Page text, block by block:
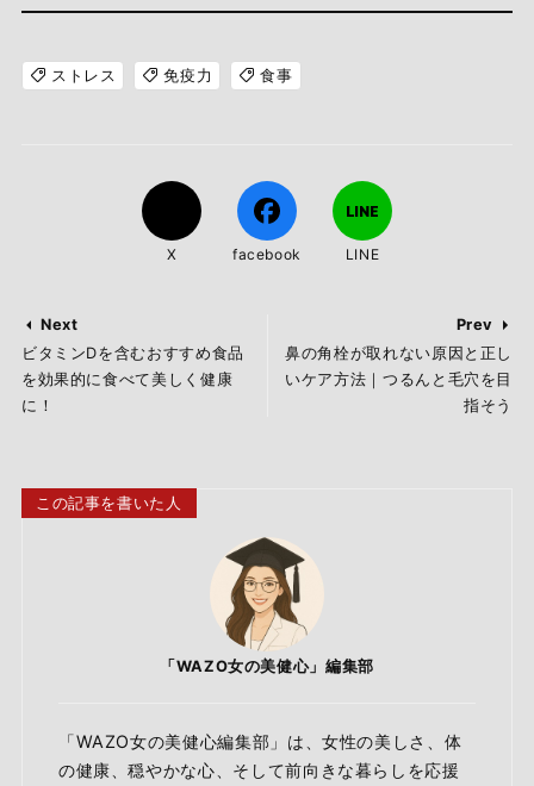
ストレス 免疫力 食事
X facebook LINE
Next
ビタミンDを含むおすすめ食品
を効果的に食べて美しく健康
に！
Prev
鼻の角栓が取れない原因と正し
いケア方法｜つるんと毛穴を目
指そう
この記事を書いた人
「WAZO女の美健心」編集部
「WAZO女の美健心編集部」は、女性の美しさ、体
の健康、穏やかな心、そして前向きな暮らしを応援